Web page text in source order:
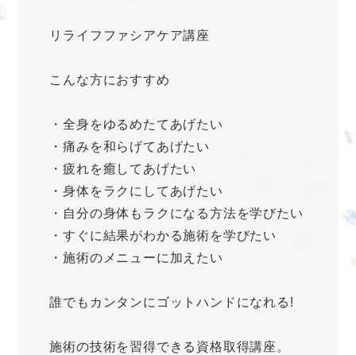
リライフファシアケア講座
こんな方におすすめ
・全身をゆるめたてあげたい
・痛みを和らげてあげたい
・疲れを癒してあげたい
・身体をラクにしてあげたい
・自分の身体もラクになる方法を学びたい
・すぐに結果がわかる施術を学びたい
・施術のメニューに加えたい
誰でもカンタンにゴットハンドになれる!
施術の技術を習得できる資格取得講座。